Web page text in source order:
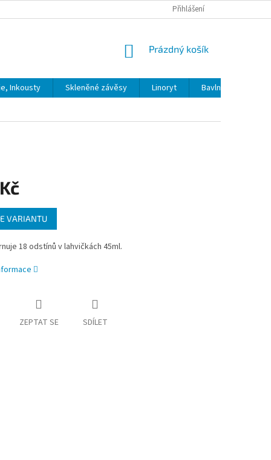
Přihlášení
NÁKUPNÍ
Prázdný košík
Inkousty Skleněné závěsy Linoryt Bavlna
VARIANTU
18 odstínů v lahvičkách 45ml.
ZEPTAT SE SDÍLET